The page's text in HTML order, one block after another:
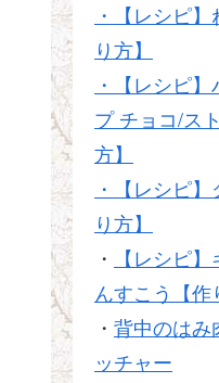
・【レシピ
り方】
・【レシピ
プ チョコ/ス
方】
・【レシピ
り方】
・
【レシピ
んすこう【作
・ 背中のは
ッチャー